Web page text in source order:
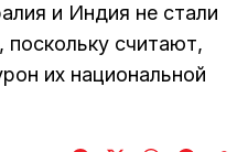
и Индия не стали
поскольку считают,
их национальной